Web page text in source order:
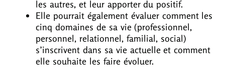
les autres, et leur apporter du positif.
Elle pourrait également évaluer comment les
cinq domaines de sa vie (professionnel,
personnel, relationnel, familial, social)
s’inscrivent dans sa vie actuelle et comment
elle souhaite les faire évoluer.